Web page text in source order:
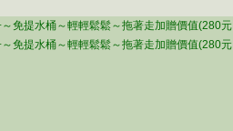
免提水桶～輕輕鬆鬆～拖著走加贈價值(280元
免提水桶～輕輕鬆鬆～拖著走加贈價值(280元